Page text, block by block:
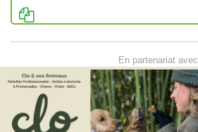
En partenariat avec